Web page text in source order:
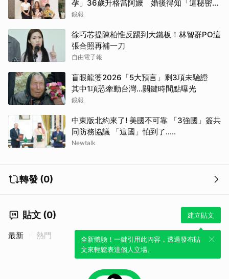
孕」36歲升格當阿嬤 婚後得知「這秘密」
傻眼了
鏡報
徐巧芯提陳柏惟反踢到大鐵板！林智群PO這
張合照再補一刀
自由電子報
盲眼龍婆2026「5大預言」剩3項未驗證
其中1項恐牽動台灣...關鍵時間點曝光
鏡報
中東版北約來了! 美國不可靠 「3強國」簽共
同防務協議 「這國」怕到了.....
Newtalk
轉發 (0)
貼文 (0) 建立貼文
全新體驗！一鍵引用此內容，透過發布貼
文來輕鬆表達個人立場。
最新 熱門
取消